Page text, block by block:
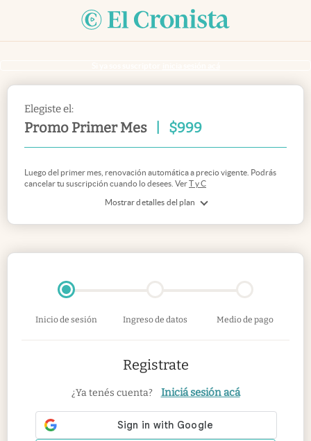
Elegiste el:
Promo Primer Mes $999
Mostrar detalles del plan
Luego del primer mes, renovación automática a precio vigente. Podrás
cancelar tu suscripción cuando lo desees. VerT y C
Inicio de sesión Ingreso de datos Medio de pago
Registrate
¿Ya tenés cuenta? Iniciá sesión acá